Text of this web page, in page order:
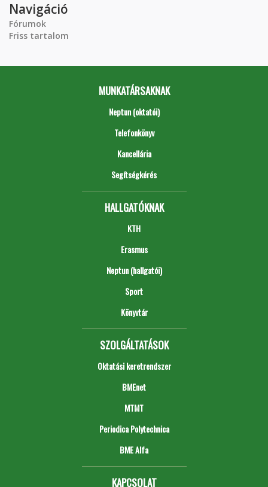
Navigáció
Fórumok
Friss tartalom
MUNKATÁRSAKNAK
Neptun (oktatói)
Telefonkönyv
Kancellária
Segítségkérés
HALLGATÓKNAK
KTH
Erasmus
Neptun (hallgatói)
Sport
Könyvtár
SZOLGÁLTATÁSOK
Oktatási keretrendszer
BMEnet
MTMT
Periodica Polytechnica
BME Alfa
KAPCSOLAT